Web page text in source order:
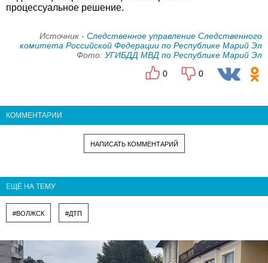
процессуальное решение.
Источник - Следственное управление Следственного
комитета Российской Федерации по Республике Марий Эл
Фото: УГИБДД МВД по Республике Марий Эл
0
0
КОММЕНТАРИИ
НАПИСАТЬ КОММЕНТАРИЙ
ЕЩЁ НА ТЕМУ
#ВОЛЖСК #ДТП